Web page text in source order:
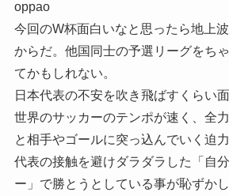
oppao
今回のW杯面白いなと思ったら地上
からだ。他国同士の予選リーグをち
てかもしれない。
日本代表の不安を吹き飛ばすくらい面
世界のサッカーのテンポが速く、全
と相手やゴールに突っ込んでいく迫
代表の接触を避けダラダラした「自
ー」で勝とうとしている事が恥ずか